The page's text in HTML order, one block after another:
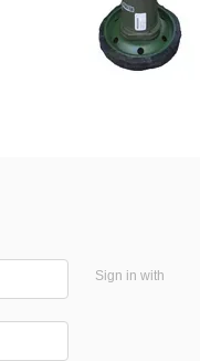
Sign in with